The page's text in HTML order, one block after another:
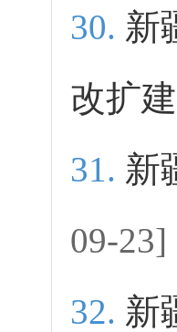
新
改扩
新
09-23]
新